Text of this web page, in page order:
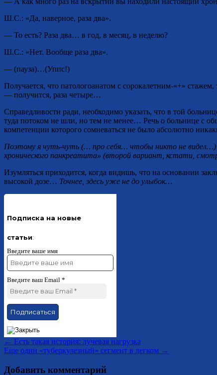
Ш.С.: «Да, наверное, раза два».
— То есть? Раза два… в год, в месяц, в неделю?
Ш.С.: «Нет. Вообще раза два».
— (пауза)…(Уппс!)
Получается, что патологоанатом с сорокалетним-«+»
— получится, раза четыре…
Справедливости ради, необходимо указать, что в той
туда потоком не шли, но тем не менее… Речь о больнице с
компетенции которого сомневаться не было абсолютно
Поэтому я чуть-чуть (… про себя… чтобы никто не видел…)
хронического панкреатита» (второй вариант, кстати,
Изумляться приходится, когда видишь, что на основании
высокой дозе… Точнее, здесь уже не до улыбок…
Подписка на новые
статьи:
Введите ваше имя
Введите ваш Email *
← Есть такая история: лучевая нагрузка
Еще один «туберкулезный» сегмент в легком →
Добавить комментарий